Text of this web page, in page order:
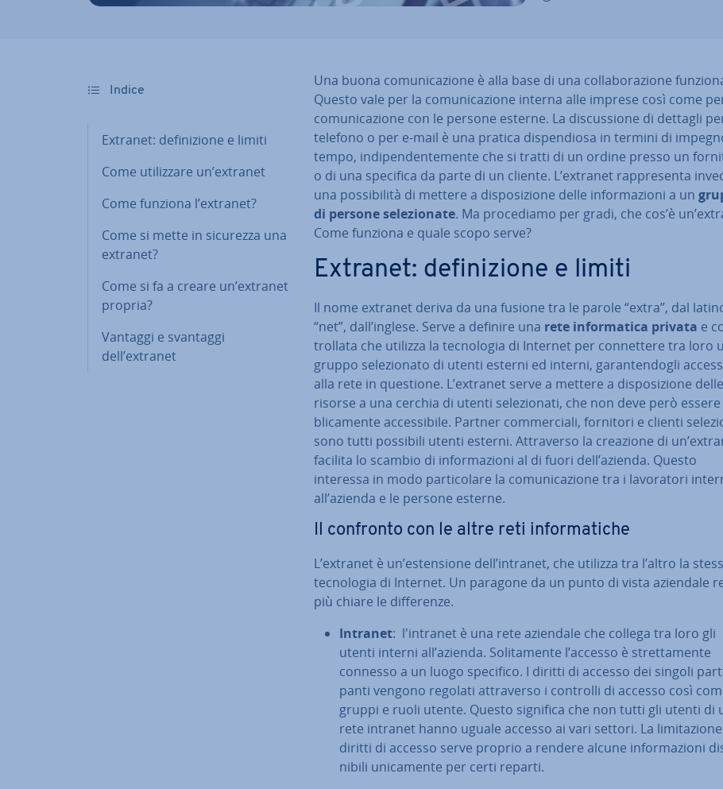
Indice
Extranet: de­fi­ni­zio­ne e limiti
Come uti­liz­za­re un’extranet
Come funziona l’extranet?
Come si mette in sicurezza una
extranet?
Come si fa a creare un’extranet
propria?
Vantaggi e svantaggi
dell’extranet
Una buona co­mu­ni­ca­zio­ne è alla base di una col­la­bo­ra­zio­ne
Questo vale per la co­mu­ni­ca­zio­ne interna alle imprese così come
co­mu­ni­ca­zio­ne con le persone esterne. La di­scus­sio­ne di dettagli
telefono o per e-mail è una pratica di­spen­dio­sa in termini di
tempo, in­di­pen­den­te­men­te che si tratti di un ordine presso un
o di una specifica da parte di un cliente. L’extranet rap­pre­sen­ta
una pos­si­bi­li­tà di mettere a di­spo­si­zio­ne delle in­for­ma­zio­ni a un
di persone se­le­zio­na­te. Ma pro­ce­dia­mo per gradi, che cos’è
Come funziona e quale scopo serve?
Extranet: de­fi­ni­zio­ne e limiti
Il nome extranet deriva da una fusione tra le parole “extra”, dal
“net”, dall’inglese. Serve a definire una rete in­for­ma­ti­ca privata e
trol­la­ta che utilizza la tec­no­lo­gia di Internet per con­net­te­re tra loro
gruppo se­le­zio­na­to di utenti esterni ed interni, ga­ran­ten­do­gli
alla rete in questione. L’extranet serve a mettere a di­spo­si­zio­ne delle
risorse a una cerchia di utenti se­le­zio­na­ti, che non deve però
bli­ca­men­te ac­ces­si­bi­le. Partner com­mer­cia­li, fornitori e clienti
sono tutti possibili utenti esterni. At­tra­ver­so la creazione di
facilita lo scambio di in­for­ma­zio­ni al di fuori dell’azienda. Questo
interessa in modo par­ti­co­la­re la co­mu­ni­ca­zio­ne tra i la­vo­ra­to­ri
all’azienda e le persone esterne.
Il confronto con le altre reti in­for­ma­ti­che
L’extranet è un’esten­sio­ne dell’intranet, che utilizza tra l’altro la
tec­no­lo­gia di Internet. Un paragone da un punto di vista aziendale
più chiare le dif­fe­ren­ze.
Intranet: l'in­tra­net è una rete aziendale che collega tra loro gli
utenti interni all’azienda. So­li­ta­men­te l’accesso è stret­ta­men­te
connesso a un luogo specifico. I diritti di accesso dei singoli
pan­ti vengono regolati at­tra­ver­so i controlli di accesso così
gruppi e ruoli utente. Questo significa che non tutti gli utenti di
rete intranet hanno uguale accesso ai vari settori. La
diritti di accesso serve proprio a rendere alcune in­for­ma­zio­ni
ni­bi­li uni­ca­men­te per certi reparti.